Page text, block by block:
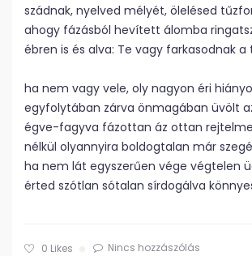
szádnak, nyelved mélyét, ölelésed
ahogy fázásból hevített álomba
ébren is és alva: Te vagy farkasodnak a
ha nem vagy vele, oly nagyon éri
egyfolytában zárva önmagában üvölt
égve-fagyva fázottan áz ottan
nélkül olyannyira boldogtalan már
ha nem lát egyszerűen vége végtelen
érted szótlan sótalan sírdogálva
0 Likes Nincs hozzászólás